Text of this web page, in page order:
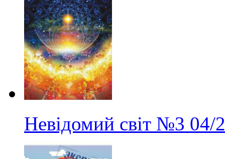
Невідомий світ №3 04/